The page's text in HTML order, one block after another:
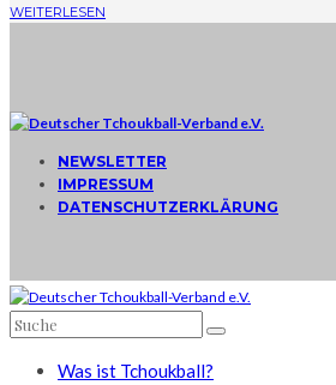
WEITERLESEN
NEWSLETTER
IMPRESSUM
DATENSCHUTZERKLÄRUNG
Was ist Tchoukball?